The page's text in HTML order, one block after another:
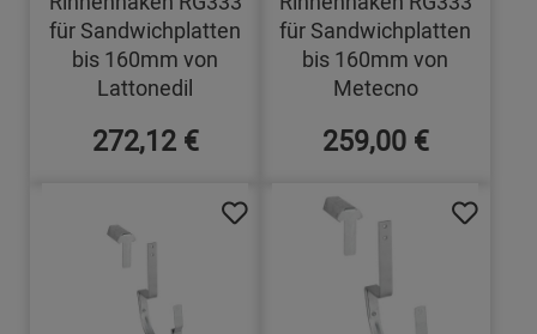
für Sandwichplatten
bis 160mm von
Lattonedil
272,12 €
für Sandwichplatten
bis 160mm von
Metecno
259,00 €